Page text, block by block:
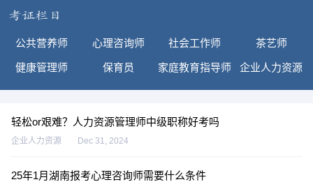
公共营养师 心理咨询师 社会工作师 茶艺师
健康管理师 保育员 家庭教育指导师 企业人力资源
轻松or艰难？人力资源管理师中级职称好考吗
企业人力资源 Dec 31, 2024
25年1月湖南报考心理咨询师需要什么条件